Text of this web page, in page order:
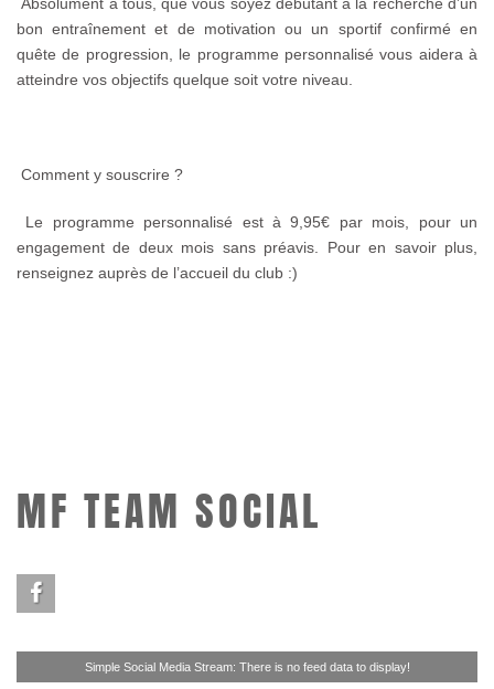
bon entraînement et de motivation ou un sportif confirmé en
quête de progression, le programme personnalisé vous aidera à
atteindre vos objectifs quelque soit votre niveau.
Comment y souscrire ?
Le programme personnalisé est à 9,95€ par mois, pour un
engagement de deux mois sans préavis. Pour en savoir plus,
renseignez auprès de l’accueil du club :)
MF TEAM SOCIAL
Simple Social Media Stream: There is no feed data to display!